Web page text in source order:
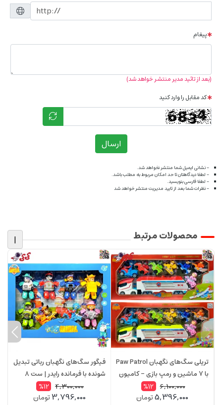
پیغام
(بعد از تائید مدیر منتشر خواهد شد)
کد مقابل را وارد کنید
ارسال
- نشانی ایمیل شما منتشر نخواهد شد.
- لطفا دیدگاهتان تا حد امکان مربوط به مطلب باشد.
- لطفا فارسی بنویسید.
- نظرات شما بعد از تایید مدیریت منتشر خواهد شد
محصولات مرتبط |
تریلی سگ‌های نگهبان Paw Patrol
با 7 ماشین و رمپ بازی – کامیون
حمل‌ونقل کودکان مدل 599150
6,100,000
%12
5,396,000تومان
فیگور سگ‌های نگهبان رباتی تبدیل
شونده با فرمانده رایدر | ست 8
4,300,000
%12
3,796,000تومان